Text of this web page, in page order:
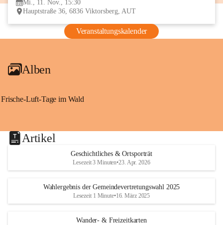
Mi., 11. Nov., 15:30
Hauptstraße 36, 6836 Viktorsberg, AUT
Veranstaltungskalender
Alben
Frische-Luft-Tage im Wald
Artikel
Geschichtliches & Ortsporträt
Lesezeit 3 Minuten•23. Apr. 2026
Wahlergebnis der Gemeindevertretungswahl 2025
Lesezeit 1 Minute•16. März 2025
Wander- & Freizeitkarten